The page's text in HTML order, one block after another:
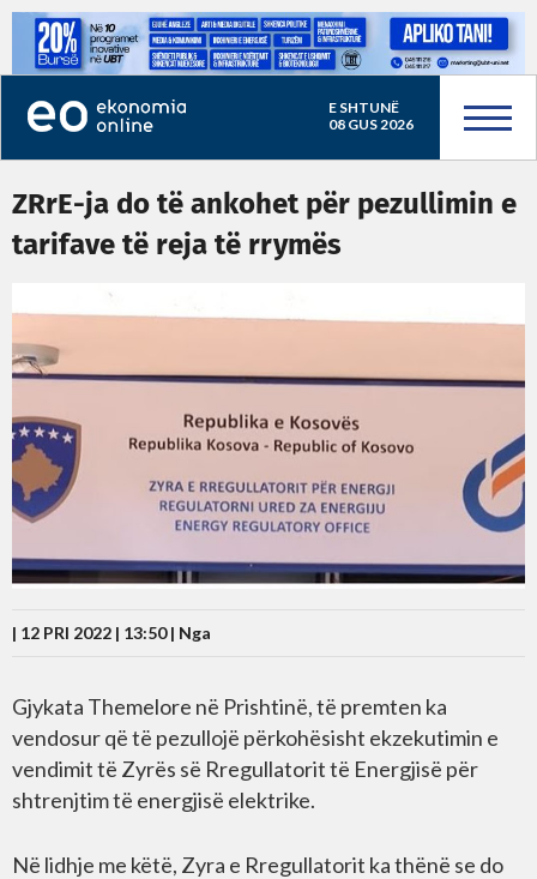
E SHTUNË
08 GUS 2026
ZRrE-ja do të ankohet për pezullimin e
tarifave të reja të rrymës
| 12 PRI 2022 | 13:50 | Nga
Gjykata Themelore në Prishtinë, të premten ka
vendosur që të pezullojë përkohësisht ekzekutimin e
vendimit të Zyrës së Rregullatorit të Energjisë për
shtrenjtim të energjisë elektrike.
Në lidhje me këtë, Zyra e Rregullatorit ka thënë se do